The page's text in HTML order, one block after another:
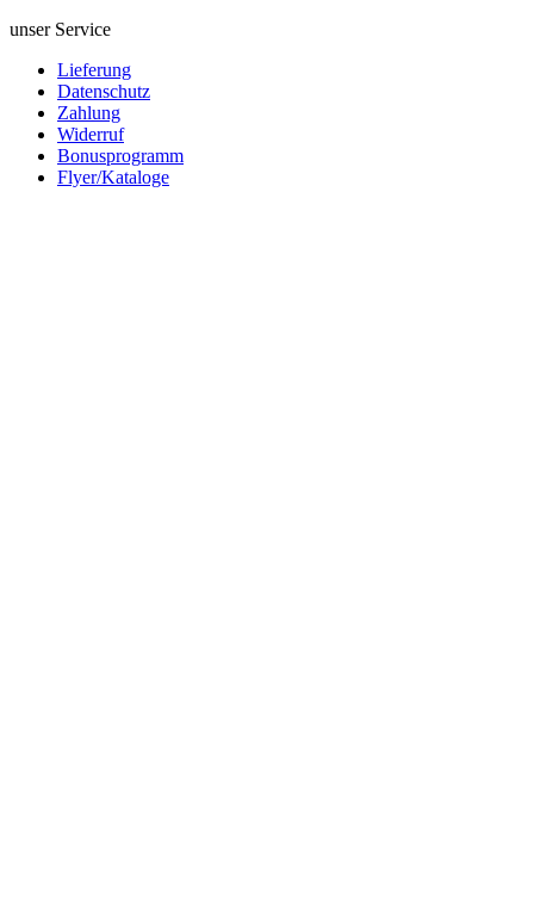
unser Service
Lieferung
Datenschutz
Zahlung
Widerruf
Bonusprogramm
Flyer/Kataloge